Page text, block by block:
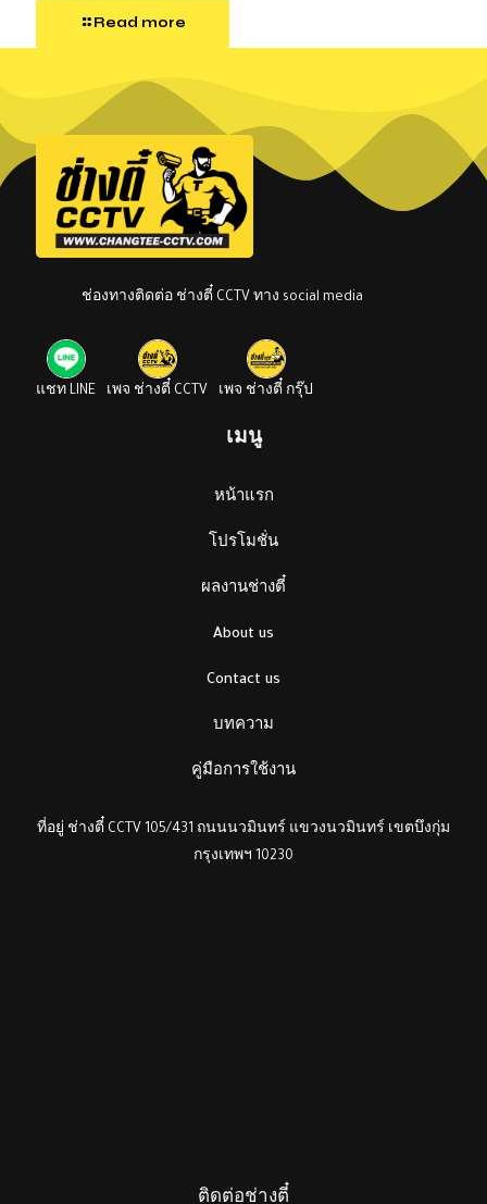
Read more
ช่องทางติดต่อ ช่างตี๋ CCTV ทาง social media
แชท LINE เพจ ช่างตี๋ CCTV เพจ ช่างตี๋ กรุ๊ป
เมนู
หน้าแรก
โปรโมชั่น
ผลงานช่างตี๋
About us
Contact us
บทความ
คู่มือการใช้งาน
ที่อยู่ ช่างตี๋ CCTV 105/431 ถนนนวมินทร์ แขวงนวมินทร์ เขตบึงกุ่ม
กรุงเทพฯ 10230
ติดต่อช่างตี๋